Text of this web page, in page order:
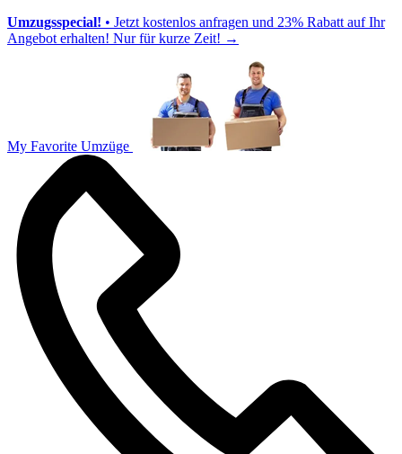
Umzugsspecial! • Jetzt kostenlos anfragen und 23% Rabatt auf Ihr
Angebot erhalten! Nur für kurze Zeit! →
My Favorite Umzüge